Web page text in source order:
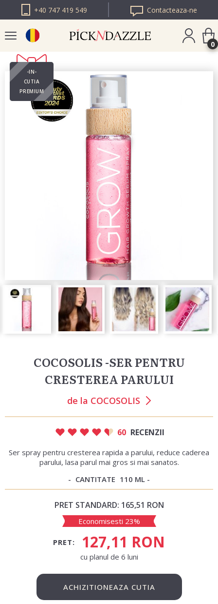
+40 747 419 549 Contacteaza-ne
PICK N DAZZLE
BULGARIA
PICK N DAZZLE
EUROPA
0
-IN-
CUTIA
PREMIUM
COCOSOLIS -SER PENTRU
CRESTEREA PARULUI
de la COCOSOLIS
60 RECENZII
Ser spray pentru cresterea rapida a parului, reduce caderea
parului, lasa parul mai gros si mai sanatos.
CANTITATE 110 ML
PRET STANDARD: 165,51 RON
Economisesti 23%
PRET: 127,11 RON
сu planul de 6 luni
ACHIZITIONEAZA CUTIA